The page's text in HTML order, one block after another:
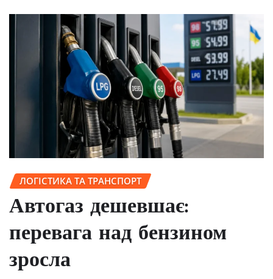
ЛОГІСТИКА ТА ТРАНСПОРТ
Автогаз дешевшає:
перевага над бензином
зросла